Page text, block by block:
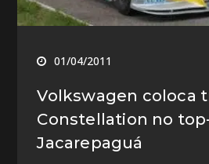
01/04/2011
Volkswagen coloca
Constellation no
Jacarepaguá